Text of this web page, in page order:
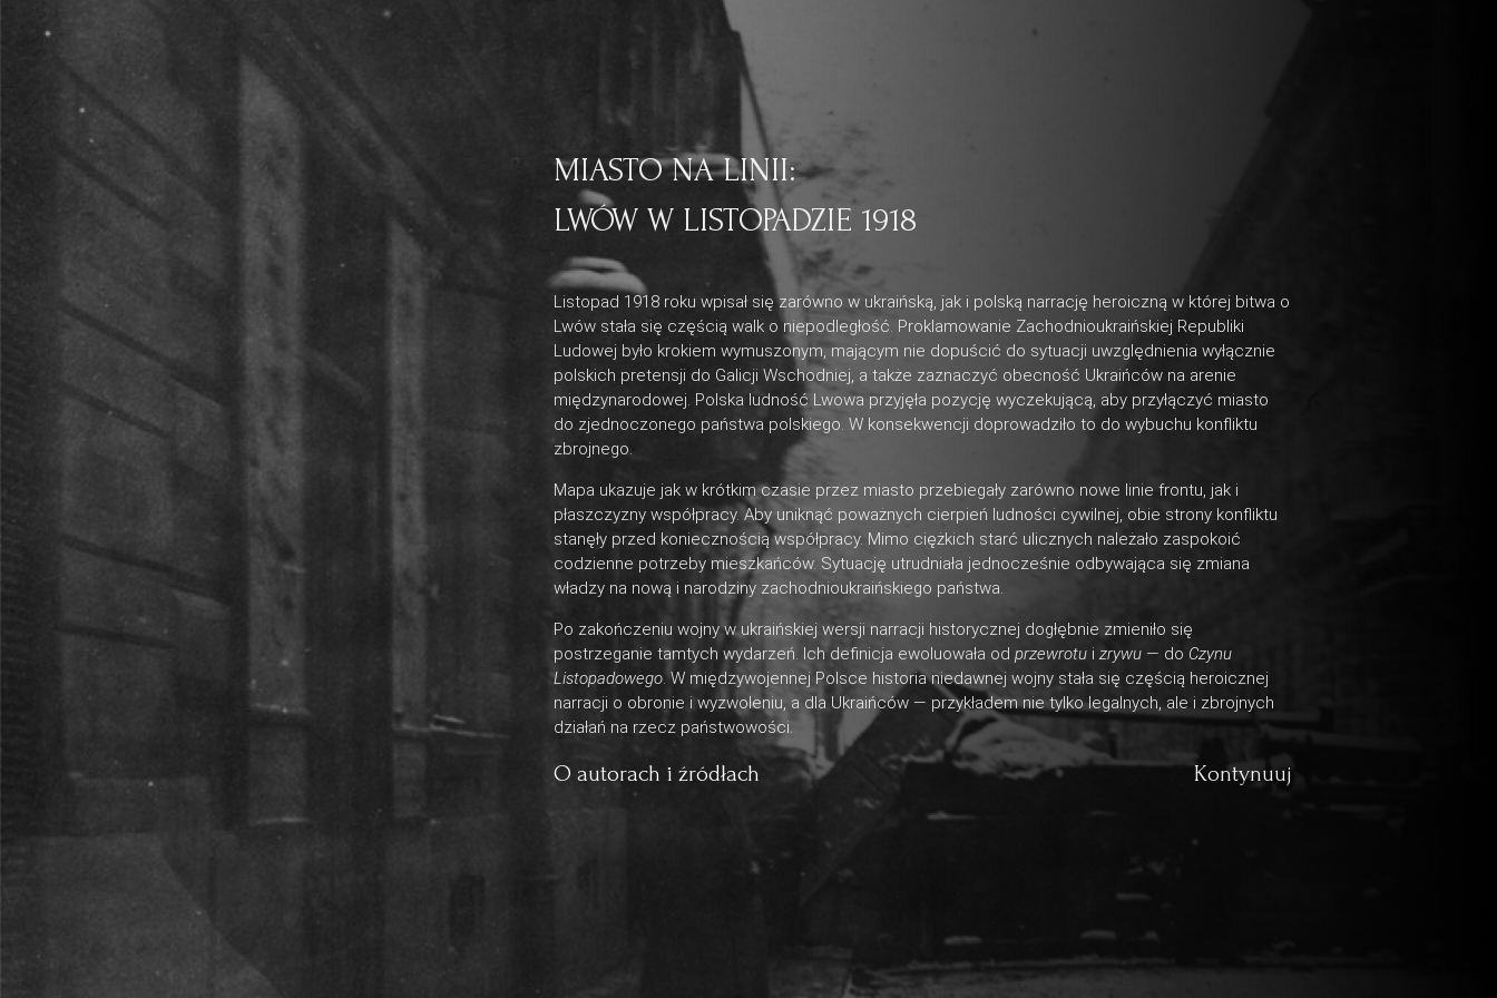
MIASTO NA LINII:
LWÓW W LISTOPADZIE 1918
Listopad 1918 roku wpisał się zarówno w ukraińską, jak i polską narrację heroiczną w której bitwa o
Lwów stała się częścią walk o niepodległość. Proklamowanie Zachodnioukraińskiej Republiki
Ludowej było krokiem wymuszonym, mającym nie dopuścić do sytuacji uwzględnienia wyłącznie
polskich pretensji do Galicji Wschodniej, a także zaznaczyć obecność Ukraińców na arenie
międzynarodowej. Polska ludność Lwowa przyjęła pozycję wyczekującą, aby przyłączyć miasto
do zjednoczonego państwa polskiego. W konsekwencji doprowadziło to do wybuchu konfliktu
zbrojnego.
Mapa ukazuje jak w krótkim czasie przez miasto przebiegały zarówno nowe linie frontu, jak i
płaszczyzny współpracy. Aby uniknąć poważnych cierpień ludności cywilnej, obie strony konfliktu
stanęły przed koniecznością współpracy. Mimo ciężkich starć ulicznych należało zaspokoić
codzienne potrzeby mieszkańców. Sytuację utrudniała jednocześnie odbywająca się zmiana
władzy na nową i narodziny zachodnioukraińskiego państwa.
Po zakończeniu wojny w ukraińskiej wersji narracji historycznej dogłębnie zmieniło się
postrzeganie tamtych wydarzeń. Ich definicja ewoluowała od przewrotui zrywu— do Czynu
Listopadowego. W międzywojennej Polsce historia niedawnej wojny stała się częścią heroicznej
narracji o obronie i wyzwoleniu, a dla Ukraińców — przykładem nie tylko legalnych, ale i zbrojnych
działań na rzecz państwowości.
O autorach i źródłach Kontynuuj